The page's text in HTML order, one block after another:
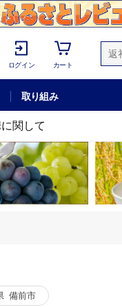
ログイン カート
取り組み
関して
備前市